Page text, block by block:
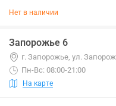
Нет в наличии
Запорожье 6
г. Запорожье, ул.
Пн-Вс: 08:00-21:00
На карте